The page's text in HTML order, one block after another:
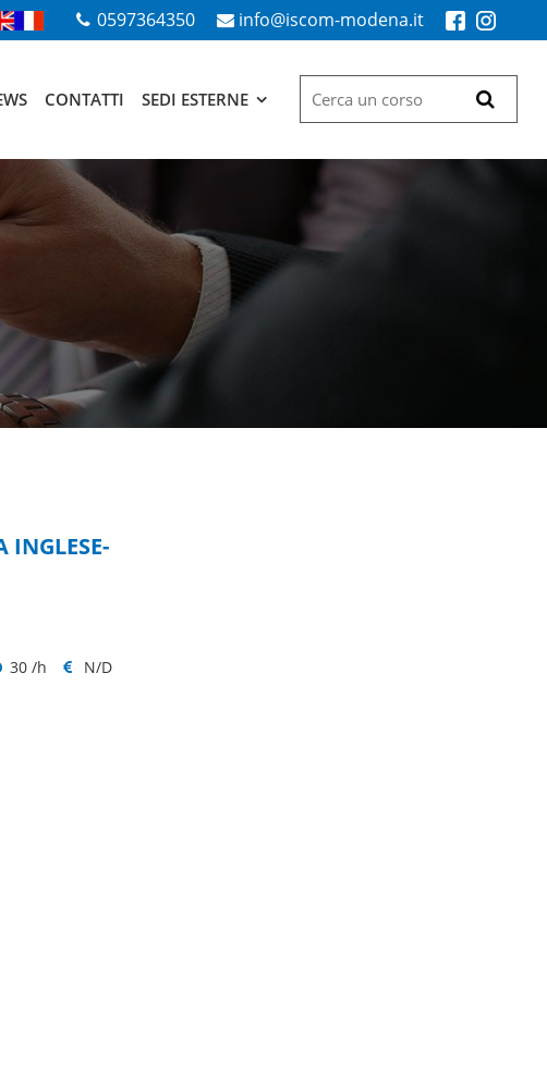
0597364350 info@iscom-modena.it
CONTATTI SEDI ESTERNE
In partenza
INGLESE-
30 /h N/D